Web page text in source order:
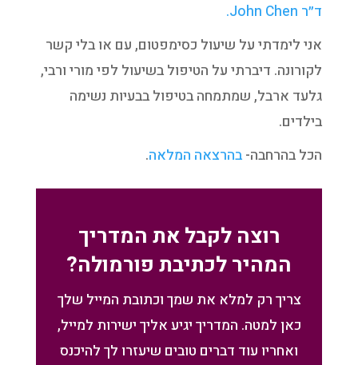
ד״ר John Chen.
אני לימדתי על שיעול כסימפטום, עם או בלי קשר
לקורונה. דיברתי על הטיפול בשיעול לפי מורי ורבי,
גלעד ארבל, שמתמחה בטיפול בבעיות נשימה
בילדים.
הכל בהרחבה- בהרצאה המלאה.
רוצה לקבל את המדריך
המהיר לכתיבת פורמולה?
צריך רק למלא את שמך וכתובת המייל שלך
כאן למטה. המדריך יגיע אליך ישירות למייל,
ואחריו עוד דברים טובים שיעזרו לך להיכנס